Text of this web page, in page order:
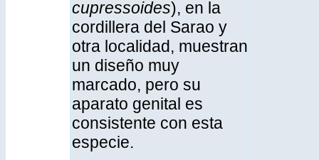
cupressoides), en la
cordillera del Sarao y
otra localidad, muestran
un diseño muy
marcado, pero su
aparato genital es
consistente con esta
especie.